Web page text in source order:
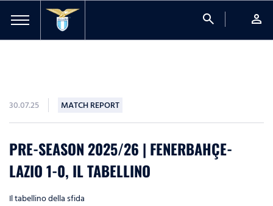
search person
30.07.25 MATCH REPORT
PRE-SEASON 2025/26 | FENERBAHÇE-
LAZIO 1-0, IL TABELLINO
Il tabellino della sfida